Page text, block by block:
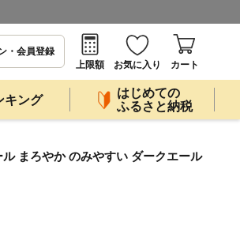
・会員登録
上限額
お気に入り カート
キング
はじめての
ふるさと納税
まろやか のみやすい ダークエール